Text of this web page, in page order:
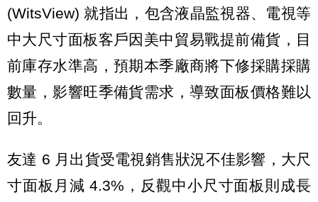
(WitsView) 就指出，包含液晶監視器、電視等
中大尺寸面板客戶因美中貿易戰提前備貨，目
前庫存水準高，預期本季廠商將下修採購採購
數量，影響旺季備貨需求，導致面板價格難以
回升。
友達 6 月出貨受電視銷售狀況不佳影響，大尺
寸面板月減 4.3%，反觀中小尺寸面板則成長